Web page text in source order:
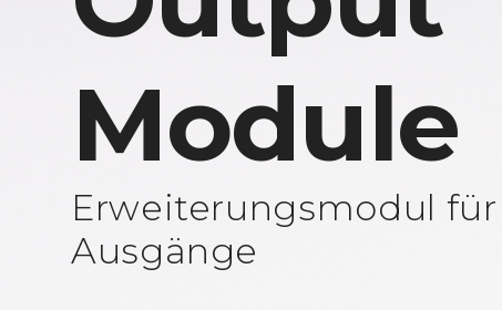
Module
Erweiterungsmodul
Ausgänge